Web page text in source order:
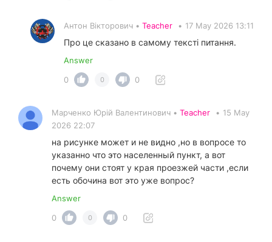
Антон Вікторович • Teacher • 17 May 2026 13:11
Про це сказано в самому тексті питання.
Answer
0
0 0
Марченко Юрій Валентинович • Teacher • 15 May
2026 22:07
на рисунке может и не видно ,но в вопросе то
указанно что это населенный пункт, а вот
почему они стоят у края проезжей части ,если
есть обочина вот это уже вопрос?
Answer
0
0 0